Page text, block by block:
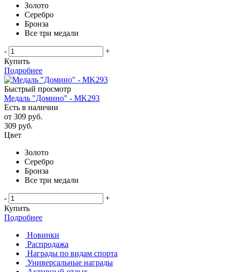
Золото
Серебро
Бронза
Все три медали
-
+
Купить
Подробнее
Быстрый просмотр
Медаль "Домино" - MK293
Есть в наличии
от 309 руб.
309 руб.
Цвет
Золото
Серебро
Бронза
Все три медали
-
+
Купить
Подробнее
Новинки
Распродажа
Награды по видам спорта
Универсальные награды